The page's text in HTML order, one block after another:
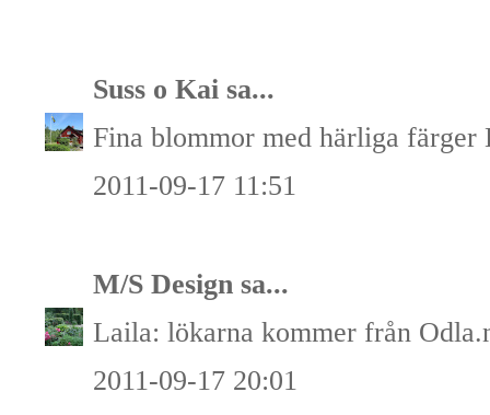
Suss o Kai sa...
Fina blommor med härliga färger
2011-09-17 11:51
M/S Design sa...
Laila: lökarna kommer från
2011-09-17 20:01